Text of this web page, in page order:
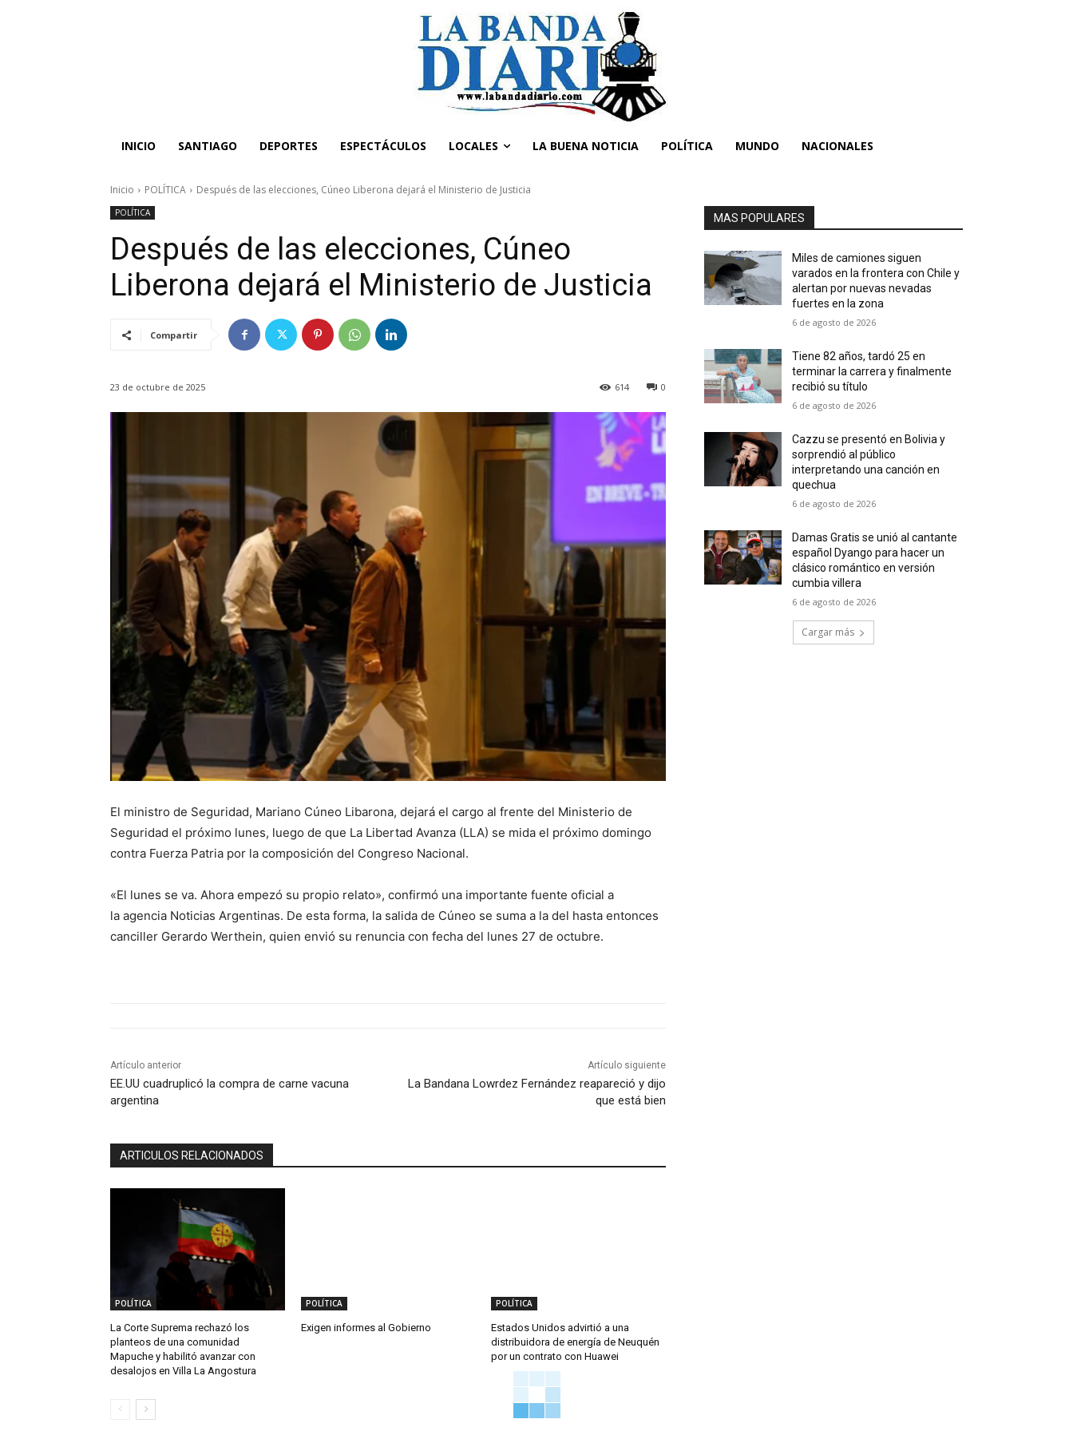
INICIO SANTIAGO DEPORTES ESPECTÁCULOS LOCALES LA BUENA NOTICIA POLÍTICA MUNDO NACIONALES
Inicio POLÍTICA Después de las elecciones, Cúneo Liberona dejará el Ministerio de Justicia
POLÍTICA
Después de las elecciones, Cúneo
Liberona dejará el Ministerio de Justicia
Compartir
23 de octubre de 2025 0
614
El ministro de Seguridad, Mariano Cúneo Libarona, dejará el cargo al frente del Ministerio de
Seguridad el próximo lunes, luego de que La Libertad Avanza (LLA) se mida el próximo domingo
contra Fuerza Patria por la composición del Congreso Nacional.
«El lunes se va. Ahora empezó su propio relato», confirmó una importante fuente oficial a
la agencia Noticias Argentinas. De esta forma, la salida de Cúneo se suma a la del hasta entonces
canciller Gerardo Werthein, quien envió su renuncia con fecha del lunes 27 de octubre.
Artículo anterior
EE.UU cuadruplicó la compra de carne vacuna
argentina
Artículo siguiente
La Bandana Lowrdez Fernández reapareció y dijo
que está bien
ARTICULOS RELACIONADOS
POLÍTICA
La Corte Suprema rechazó los
planteos de una comunidad
Mapuche y habilitó avanzar con
desalojos en Villa La Angostura
POLÍTICA
Exigen informes al Gobierno
POLÍTICA
Estados Unidos advirtió a una
distribuidora de energía de Neuquén
por un contrato con Huawei
MAS POPULARES
Miles de camiones siguen
varados en la frontera con Chile y
alertan por nuevas nevadas
fuertes en la zona
6 de agosto de 2026
Tiene 82 años, tardó 25 en
terminar la carrera y finalmente
recibió su título
6 de agosto de 2026
Cazzu se presentó en Bolivia y
sorprendió al público
interpretando una canción en
quechua
6 de agosto de 2026
Damas Gratis se unió al cantante
español Dyango para hacer un
clásico romántico en versión
cumbia villera
6 de agosto de 2026
Cargar más